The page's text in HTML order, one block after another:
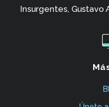
Insurgentes, Gustavo